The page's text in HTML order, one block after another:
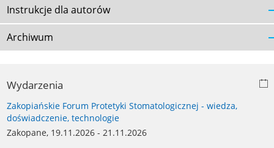
Instrukcje dla autorów
Archiwum
Wydarzenia
Zakopiańskie Forum Protetyki Stomatologicznej - wiedza,
doświadczenie, technologie
Zakopane, 19.11.2026 - 21.11.2026